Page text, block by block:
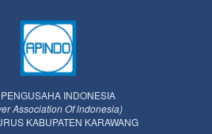
INDONESIA
Association Of lndonesia)
KABUPATEN KARAWANG